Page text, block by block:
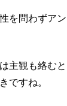
を問わずアン
主観も絡むと
ですね。